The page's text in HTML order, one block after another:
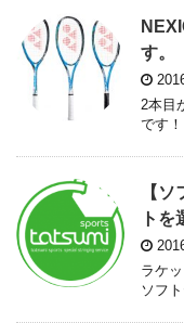
す。
2本目
です
【
トを
ラケ
ソフ